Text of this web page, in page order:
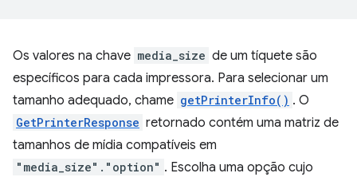
Os valores na chave media_size de um tíquete são
específicos para cada impressora. Para selecionar um
tamanho adequado, chame getPrinterInfo() . O
GetPrinterResponse retornado contém uma matriz de
tamanhos de mídia compatíveis em
"media_size"."option" . Escolha uma opção cujo